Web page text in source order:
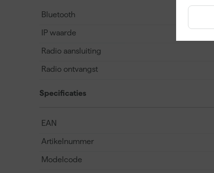
Bluetooth
IP waarde
Radio aansluiting
Radio ontvangst
Specificaties
EAN
Artikelnummer
Modelcode